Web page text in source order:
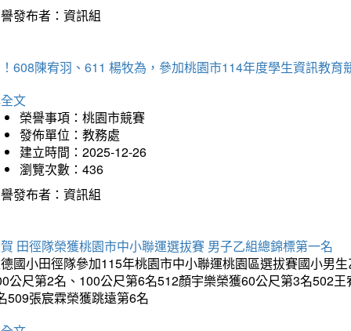
發布者：資訊組
608陳宥羽、611 楊牧為，參加桃園市114年度學生資訊教育
文
榮譽事項：桃園市競賽
發佈單位：教務處
建立時間：2025-12-26
瀏覽次數：436
發布者：資訊組
田徑隊榮獲桃園市中小聯運選拔賽 男子乙組總錦標第一名
國小田徑隊參加115年桃園市中小聯運桃園區選拔賽國小男
公尺第2名、100公尺第6名512顏宇樂榮獲60公尺第3名502
509張宸霖榮獲跳遠第6名